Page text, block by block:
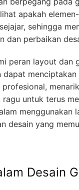
apakah
sehingga
dan perbaikan
peran layout dan
dapat
untuk terus
menggunakan
desain yang
Desain